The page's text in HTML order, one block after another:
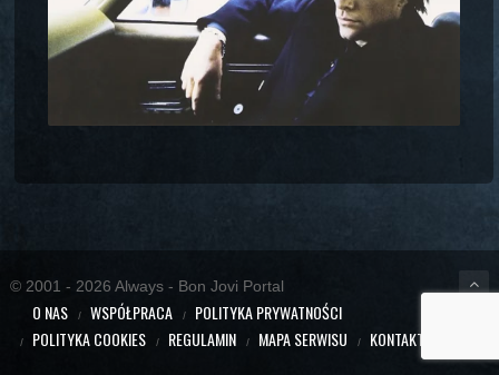
© 2001 - 2026 Always - Bon Jovi Portal
O NAS WSPÓŁPRACA
POLITYKA PRYWATNOŚCI
POLITYKA COOKIES
REGULAMIN MAPA SERWISU KONTAKT